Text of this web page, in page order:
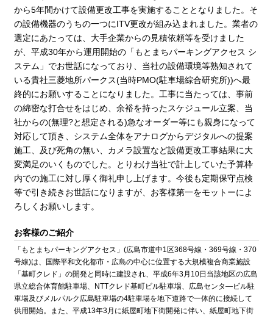
から5年間かけて設備更改工事を実施することとなりました。そ
の設備機器のうちの一つにITV更改が組み込まれました。業者の
選定にあたっては、大手企業からの見積依頼等を受けました
が、平成30年から運用開始の「もとまちパーキングアクセス シ
ステム」でお世話になっており、当社の設備環境等熟知されて
いる貴社三菱地所パークス(当時PMO(駐車場綜合研究所))へ最
終的にお願いすることになりました。工事に当たっては、事前
の綿密な打合せをはじめ、余裕を持ったスケジュール立案、当
社からの(無理?と想定される)急なオーダー等にも親身になって
対応して頂き、システム全体をアナログからデジタルへの提案
施工、及び死角の無い、カメラ設置など設備更改工事結果に大
変満足のいくものでした。とりわけ当社で計上していた予算枠
内での施工に対し厚く御礼申し上げます。今後も定期保守点検
等で引き続きお世話になりますが、お客様第一をモットーによ
ろしくお願いします。
お客様のご紹介
「もとまちパーキングアクセス」(広島市道中1区368号線・369号線・370
号線)は、国際平和文化都市・広島の中心に位置する大規模複合商業施設
「基町クレド」の開発と同時に建設され、平成6年3月10日当該地区の広島
県立総合体育館駐車場、NTTクレド基町ビル駐車場、広島センタ―ビル駐
車場及びメルパルク広島駐車場の4駐車場を地下道路で一体的に接続して
供用開始。また、平成13年3月に紙屋町地下街開発に伴い、紙屋町地下街